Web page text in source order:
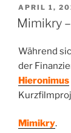
AM
APRIL 1,
Mimikry
Während
der
Hieronimus
Mimikry.